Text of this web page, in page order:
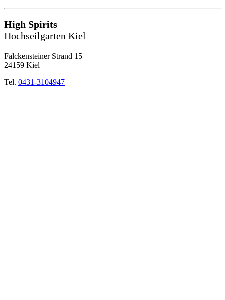
High Spirits
Hochseilgarten Kiel
Falckensteiner Strand 15
24159 Kiel
Tel. 0431-3104947